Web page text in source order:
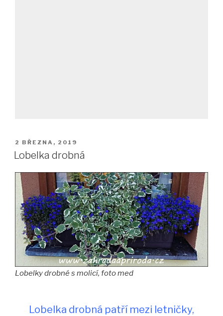
PUBLIKOVÁNO
2 BŘEZNA, 2019
Lobelka drobná
Lobelky drobné s molicí, foto med
Lobelka drobná patří mezi letničky,